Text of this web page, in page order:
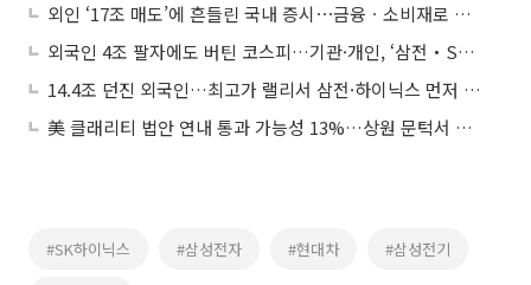
외인 ‘17조 매도’에 흔들린 국내 증시⋯금융ㆍ소비재로 순환매
외국인 4조 팔자에도 버틴 코스피…기관·개인, ‘삼전‧SK하닉’ 반도체 투톱 받아냈다
14.4조 던진 외국인…최고가 랠리서 삼전·하이닉스 먼저 팔았다
美 클래리티 법안 연내 통과 가능성 13%…상원 문턱서 제동
#SK하이닉스 #삼성전자 #현대차 #삼성전기